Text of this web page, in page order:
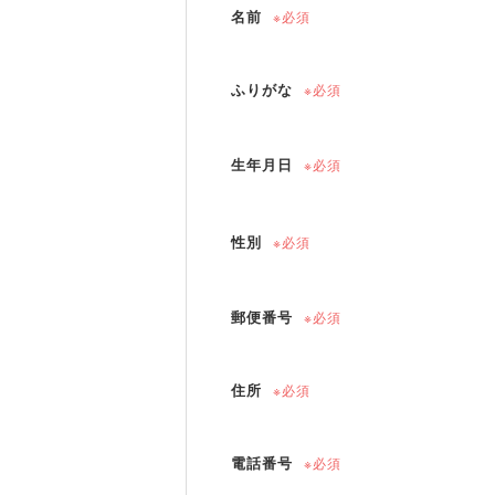
名前 ※必須
ふりがな ※必須
生年月日 ※必須
性別 ※必須
郵便番号 ※必須
住所 ※必須
電話番号 ※必須